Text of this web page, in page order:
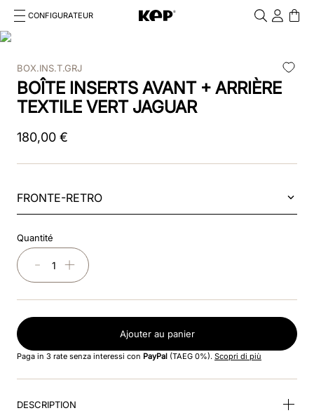
CONFIGURATEUR
Cosa stai cercando?
RECHERCHES FRÉQUENTES
1.kep cromo 2 0
2.helmet
3.kep
4.smart nova
6.
7.casco
8.smart
BOX.INS.T.GRJ
BOÎTE INSERTS AVANT + ARRIÈRE
TEXTILE VERT JAGUAR
180,00 €
FRONTE-RETRO
Quantité
＋
－
Ajouter au panier
Paga in 3 rate senza interessi con PayPal (TAEG 0%). Scopri di più
DESCRIPTION